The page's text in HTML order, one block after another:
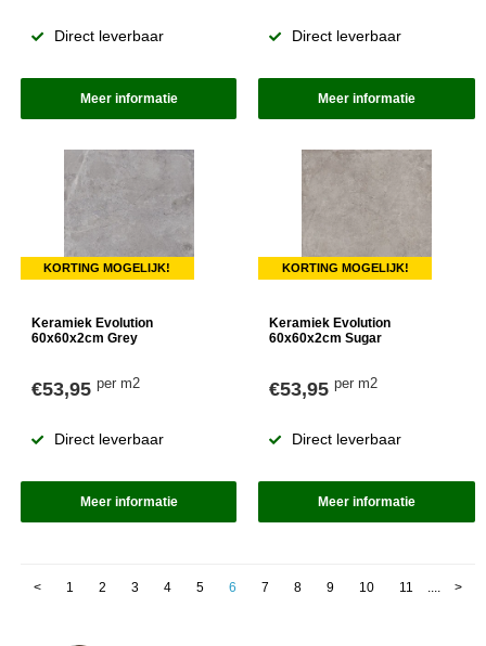
Direct leverbaar
Meer informatie
Direct leverbaar
Meer informatie
KORTING MOGELIJK!
Keramiek Evolution
60x60x2cm Grey
€53,95 per m2
Direct leverbaar
Meer informatie
KORTING MOGELIJK!
Keramiek Evolution
60x60x2cm Sugar
€53,95per m2
Direct leverbaar
Meer informatie
< 1 2 3 4 5 6 7 8 9 10 11 .... >